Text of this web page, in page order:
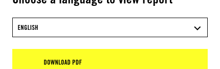
ENGLISH
DOWNLOAD PDF